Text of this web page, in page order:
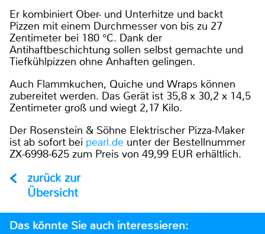
Er kombiniert Ober- und Unterhitze und backt
Pizzen mit einem Durchmesser von bis zu 27
Zentimeter bei 180 °C. Dank der
Antihaftbeschichtung sollen selbst gemachte und
Tiefkühlpizzen ohne Anhaften gelingen.
Auch Flammkuchen, Quiche und Wraps können
zubereitet werden. Das Gerät ist 35,8 x 30,2 x 14,5
Zentimeter groß und wiegt 2,17 Kilo.
Der Rosenstein & Söhne Elektrischer Pizza-Maker
ist ab sofort bei pearl.de unter der Bestellnummer
ZX-6998-625 zum Preis von 49,99 EUR erhältlich.
zurück zur
Übersicht
Das könnte Sie auch interessieren: